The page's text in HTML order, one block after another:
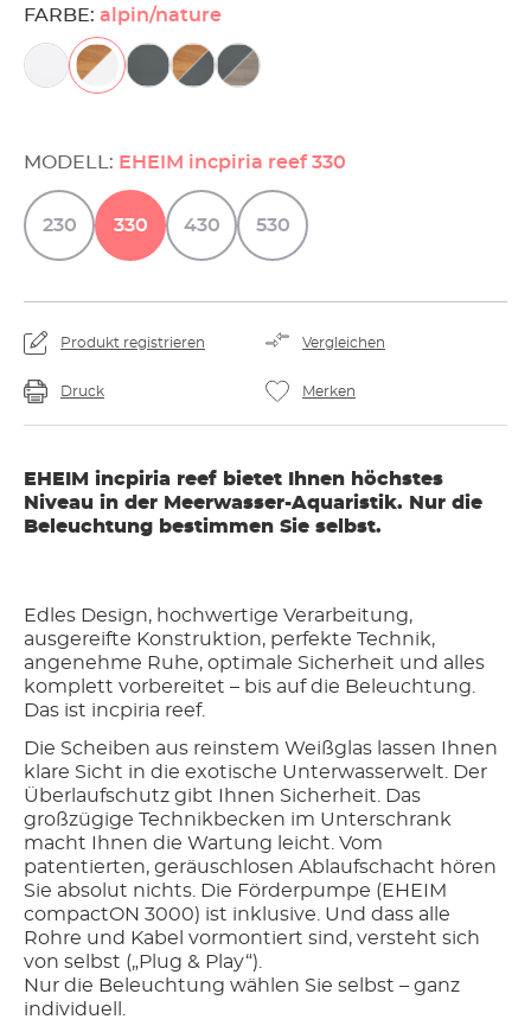
FARBE: alpin/nature
MODELL: EHEIM incpiria reef 330
230 330 430 530
Produkt registrieren Vergleichen
Druck Merken
EHEIM incpiria reef bietet Ihnen höchstes
Niveau in der Meerwasser-Aquaristik. Nur die
Beleuchtung bestimmen Sie selbst.
Edles Design, hochwertige Verarbeitung,
ausgereifte Konstruktion, perfekte Technik,
angenehme Ruhe, optimale Sicherheit und alles
komplett vorbereitet – bis auf die Beleuchtung.
Das ist incpiria reef.
Die Scheiben aus reinstem Weißglas lassen Ihnen
klare Sicht in die exotische Unterwasserwelt. Der
Überlaufschutz gibt Ihnen Sicherheit. Das
großzügige Technikbecken im Unterschrank
macht Ihnen die Wartung leicht. Vom
patentierten, geräuschlosen Ablaufschacht hören
Sie absolut nichts. Die Förderpumpe (EHEIM
compactON 3000) ist inklusive. Und dass alle
Rohre und Kabel vormontiert sind, versteht sich
von selbst („Plug & Play“).
Nur die Beleuchtung wählen Sie selbst – ganz
individuell.